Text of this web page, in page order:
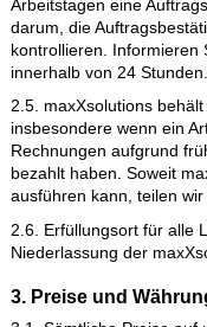
gewillt, den Vertrag zu
offenkundig gemeint
mündliche
hinausgehen oder
2.4. Nach Freigabe
Einkauf weitergeleitet.
Arbeitstagen eine
darum, die
kontrollieren.
2.5. maxXsolutions